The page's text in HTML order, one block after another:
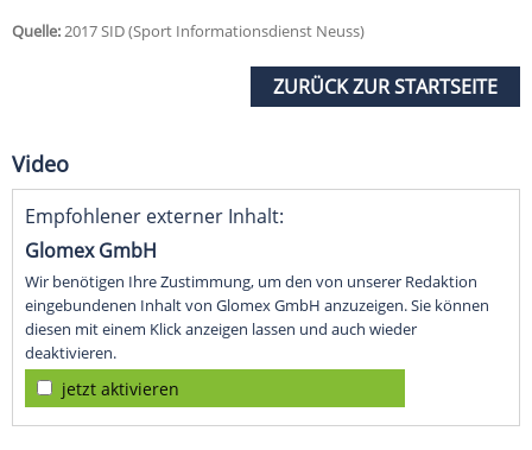
Quelle:2017 SID (Sport Informationsdienst Neuss)
ZURÜCK ZUR STARTSEITE
Video
Empfohlener externer Inhalt:
Glomex GmbH
Wir benötigen Ihre Zustimmung, um den von unserer Redaktion
eingebundenen Inhalt von Glomex GmbH anzuzeigen. Sie können
diesen mit einem Klick anzeigen lassen und auch wieder
deaktivieren.
jetzt aktivieren